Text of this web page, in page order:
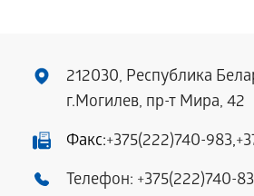
212030, Республика
г.Могилев, пр-т Мира, 42
Факс:+375(222)740-983,
Телефон: +375(222)740-